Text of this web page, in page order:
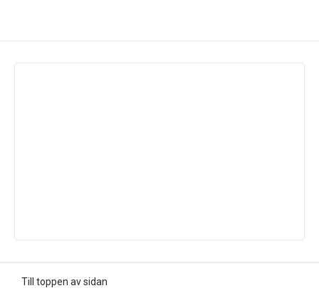
Till toppen av sidan